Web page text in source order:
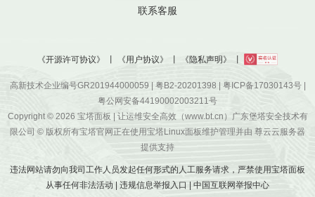
联系客服
《开源许可协议》 《用户协议》 《隐私声明》
高新技术企业编号GR201944000059 | 粤B2-20201398 粤ICP备17030143号|
粤公网安备44190002003211号
Copyright © 2026 宝塔面板 | 让运维安全高效（www.bt.cn）广东堡塔安全技术有
限公司 © 版权所有宝塔官网正在使用宝塔Linux面板维护管理并由 尊云云服务器
提供支持
违法网站请勿向我司工作人员发起任何形式的人工服务请求，严禁使用宝塔面板
从事任何非法活动
违规信息举报入口 中国互联网举报中心